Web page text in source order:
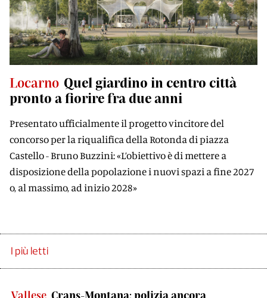
Locarno Quel giardino in centro città
pronto a fiorire fra due anni
Presentato ufficialmente il progetto vincitore del
concorso per la riqualifica della Rotonda di piazza
Castello - Bruno Buzzini: «L’obiettivo è di mettere a
disposizione della popolazione i nuovi spazi a fine 2027
o, al massimo, ad inizio 2028»
I più letti
Vallese Crans-Montana: polizia ancora